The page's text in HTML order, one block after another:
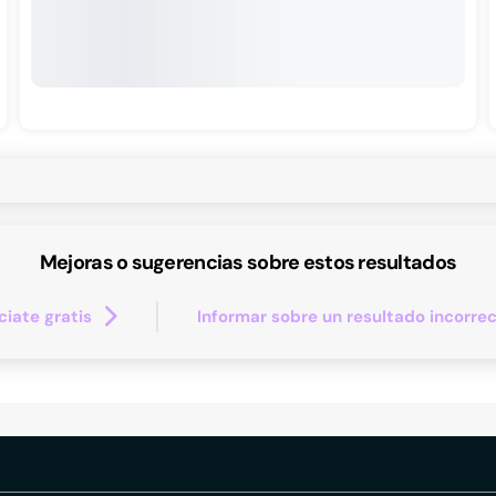
Mejoras o sugerencias sobre estos resultados
gratis Informar sobre un resultado